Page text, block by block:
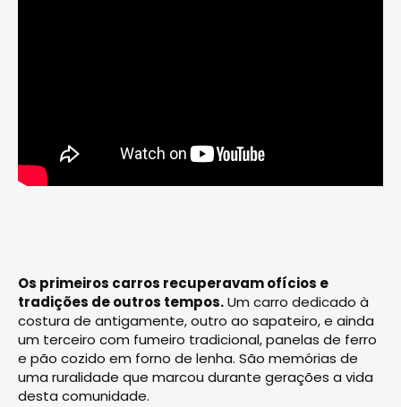
Os primeiros carros recuperavam ofícios e
tradições de outros tempos.Um carro dedicado à
costura de antigamente, outro ao sapateiro, e ainda
um terceiro com fumeiro tradicional, panelas de ferro
e pão cozido em forno de lenha. São memórias de
uma ruralidade que marcou durante gerações a vida
desta comunidade.